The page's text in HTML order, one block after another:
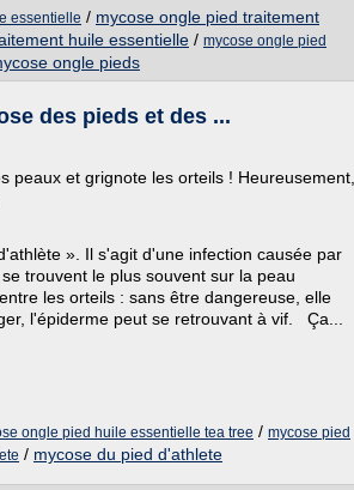
essentielle / mycose ongle pied traitement
huile essentielle / mycose ongle pied
ongle pieds
des pieds et des ...
peaux et grignote les orteils ! Heureusement,
». Il s'agit d'une infection causée par
trouvent le plus souvent sur la peau
les orteils : sans être dangereuse, elle
l'épiderme peut se retrouvant à vif. Ça...
ongle pied huile essentielle tea tree / mycose pied
/ mycose du pied d'athlete